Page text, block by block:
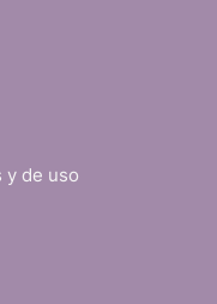
y de uso